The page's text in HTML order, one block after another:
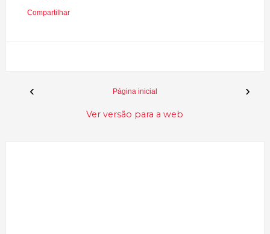
Compartilhar
‹ ›
Página inicial
Ver versão para a web